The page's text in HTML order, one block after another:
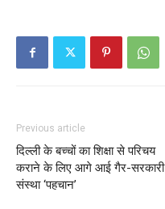
Previous article
दिल्ली के बच्चों का शिक्षा से परिचय
कराने के लिए आगे आई गैर-सरकारी
संस्था ‘पहचान’